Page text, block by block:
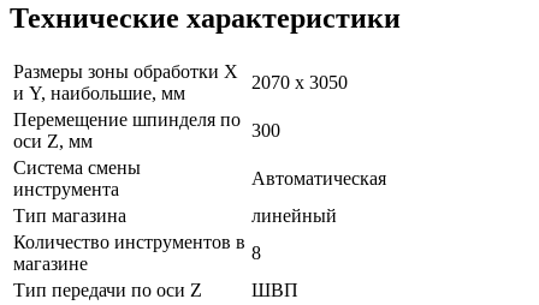
Технические характеристики
Размеры зоны обработки X
и Y, наибольшие, мм
2070 х 3050
Перемещение шпинделя по
оси Z, мм
300
Система смены
инструмента
Автоматическая
Тип магазина
линейный
Количество инструментов в
магазине
8
Тип передачи по оси Z
ШВП